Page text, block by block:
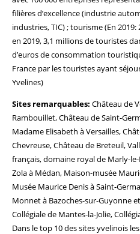
filières d’excellence (industrie
industries, TIC) ; tourisme (En
en 2019, 3,1 millions de touristes
d’euros de consommation
France par les touristes ayant
Yvelines)
Sites remarquables: Château de
Rambouillet, Château de Saint-
Madame Elisabeth à Versailles,
Chevreuse, Château de Breteuil,
français, domaine royal de Marly-
Zola à Médan, Maison-musée
Musée Maurice Denis à Saint-
Monnet à Bazoches-sur-Guyonne
Collégiale de Mantes-la-Jolie,
Dans le top 10 des sites yvelinois